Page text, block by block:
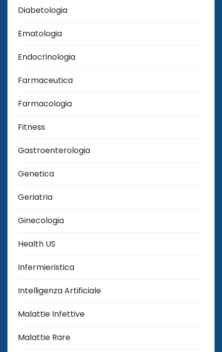
Diabetologia
Ematologia
Endocrinologia
Farmaceutica
Farmacologia
Fitness
Gastroenterologia
Genetica
Geriatria
Ginecologia
Health US
Infermieristica
Intelligenza Artificiale
Malattie Infettive
Malattie Rare